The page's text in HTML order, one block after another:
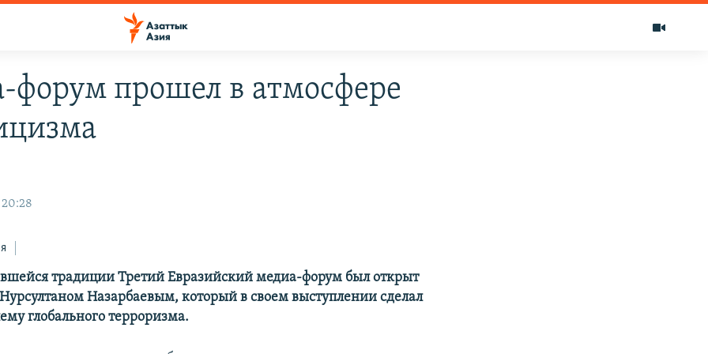
форум прошел в атмосфере
традиции Третий Евразийский медиа-форум был открыт
Назарбаевым, который в своем выступлении сделал
глобального терроризма.